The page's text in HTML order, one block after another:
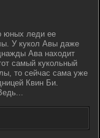
юных леди ее
У кукол Авы даже
Ава находит
самый кукольный
то сейчас сама уже
Квин Би.